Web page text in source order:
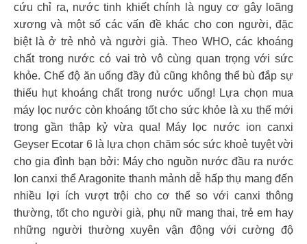
cứu chỉ ra, nước tinh khiết chính là nguy cơ gây loãng
xương và một số các vấn đề khác cho con người, đặc
biệt là ở trẻ nhỏ và người già. Theo WHO, các khoáng
chất trong nước có vai trò vô cùng quan trọng với sức
khỏe. Chế độ ăn uống đầy đủ cũng không thể bù đắp sự
thiếu hụt khoáng chất trong nước uống! Lựa chọn mua
máy lọc nước còn khoáng tốt cho sức khỏe là xu thế mới
trong gần thập kỷ vừa qua! Máy lọc nước ion canxi
Geyser Ecotar 6 là lựa chọn chăm sóc sức khoẻ tuyệt vời
cho gia đình bạn bởi: Máy cho nguồn nước đầu ra nước
Ion canxi thể Aragonite thanh mảnh dễ hấp thụ mang đến
nhiều lợi ích vượt trội cho cơ thể so với canxi thông
thường, tốt cho người già, phụ nữ mang thai, trẻ em hay
những người thường xuyên vận động với cường độ